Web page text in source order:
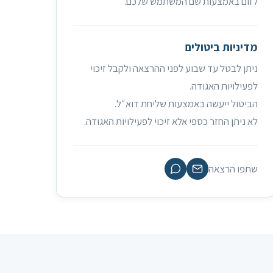
מדיניות ביטולים
ניתן לבטל עד שבוע לפני ההרצאה ולקבל זיכוי
לפעילויות האגודה.
הביטול ייעשה באמצעות שליחת דוא״ל.
לא ניתן החזר כספי אלא זיכוי לפעילויות האגודה.
שתפו הרצאה